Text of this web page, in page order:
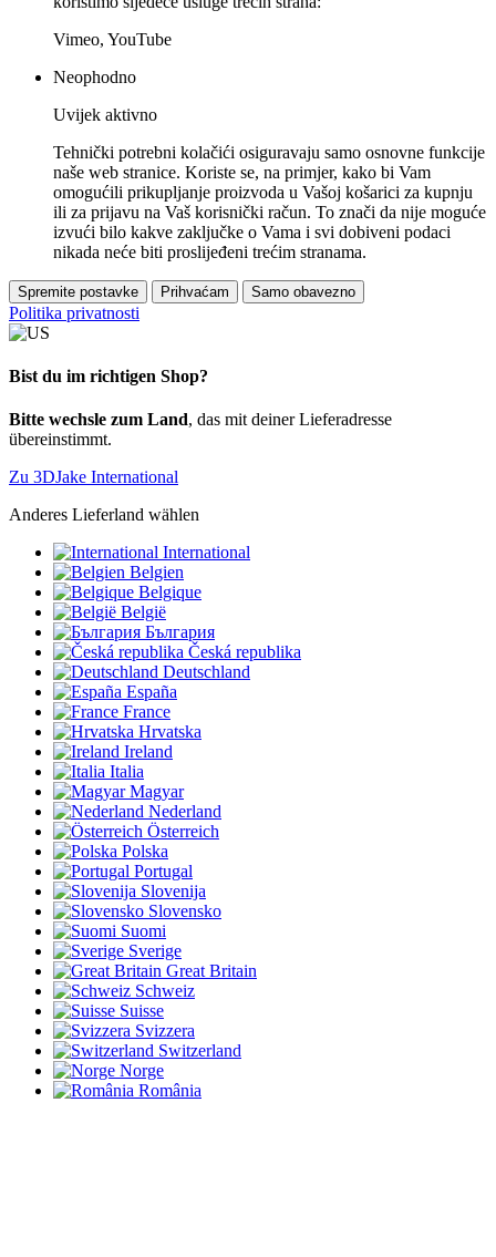
Vimeo, YouTube
Neophodno
Uvijek aktivno
Tehnički potrebni kolačići osiguravaju samo osnovne funkcije
naše web stranice. Koriste se, na primjer, kako bi Vam
omogućili prikupljanje proizvoda u Vašoj košarici za kupnju
ili za prijavu na Vaš korisnički račun. To znači da nije moguće
izvući bilo kakve zaključke o Vama i svi dobiveni podaci
nikada neće biti proslijeđeni trećim stranama.
Spremite postavke Prihvaćam Samo obavezno
Politika privatnosti
Bist du im richtigen Shop?
Bitte wechsle zum Land, das mit deiner Lieferadresse
übereinstimmt.
Zu 3DJake International
Anderes Lieferland wählen
International
Belgien
Belgique
België
България
Česká republika
Deutschland
España
France
Hrvatska
Ireland
Italia
Magyar
Nederland
Österreich
Polska
Portugal
Slovenija
Slovensko
Suomi
Sverige
Great Britain
Schweiz
Suisse
Svizzera
Switzerland
Norge
România